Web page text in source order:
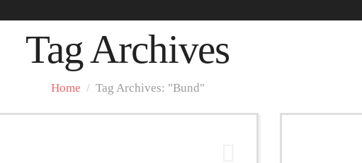
Tag Archives
Home / Tag Archives: "Bund"